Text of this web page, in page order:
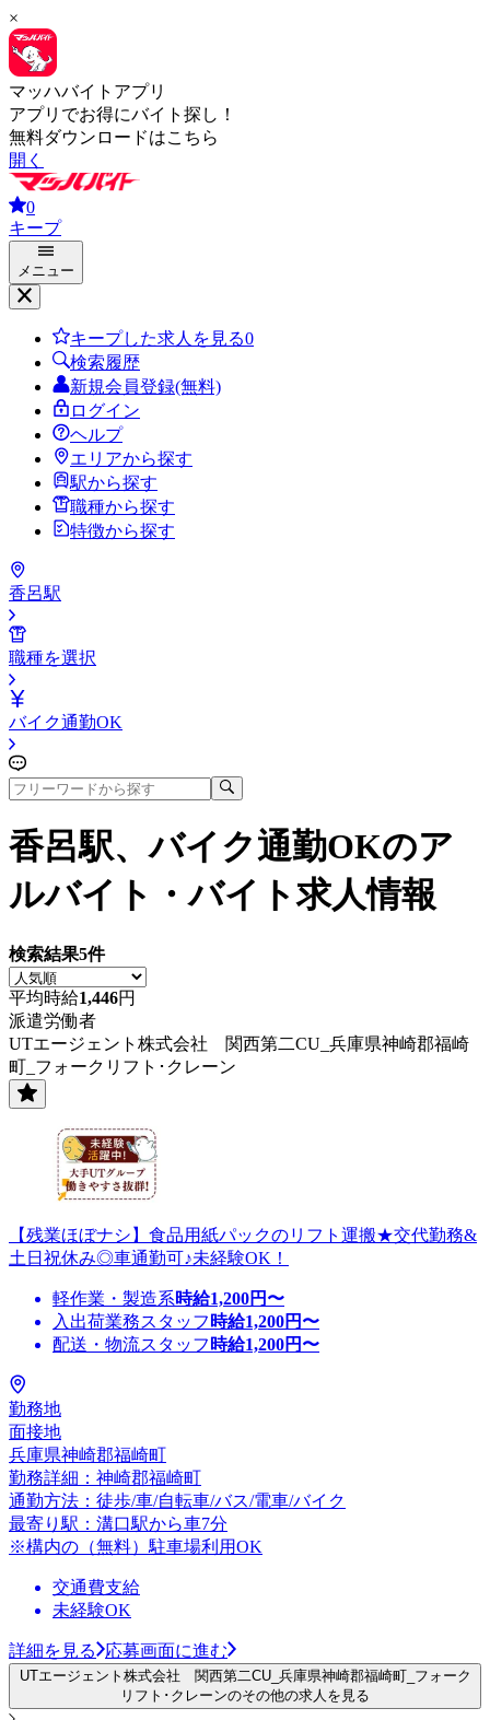
×
マッハバイトアプリ
アプリでお得にバイト探し！
無料ダウンロードはこちら
開く
0
キープ
メニュー
キープした求人を見る0
検索履歴
新規会員登録(無料)
ログイン
ヘルプ
エリアから探す
駅から探す
職種から探す
特徴から探す
香呂駅
職種を選択
バイク通勤OK
香呂駅、バイク通勤OKのア
ルバイト・バイト求人情報
検索結果5件
平均時給1,446円
派遣労働者
UTエージェント株式会社 関西第二CU_兵庫県神崎郡福崎
町_フォークリフト･クレーン
【残業ほぼナシ】食品用紙パックのリフト運搬★交代勤務&
土日祝休み◎車通勤可♪未経験OK！
軽作業・製造系時給1,200円〜
入出荷業務スタッフ 時給1,200円〜
配送・物流スタッフ 時給1,200円〜
勤務地
面接地
兵庫県神崎郡福崎町
勤務詳細：神崎郡福崎町
通勤方法：徒歩/車/自転車/バス/電車/バイク
最寄り駅：溝口駅から車7分
※構内の（無料）駐車場利用OK
交通費支給
未経験OK
詳細を見る 応募画面に進む
UTエージェント株式会社 関西第二CU_兵庫県神崎郡福崎町_フォーク
リフト･クレーンのその他の求人を見る